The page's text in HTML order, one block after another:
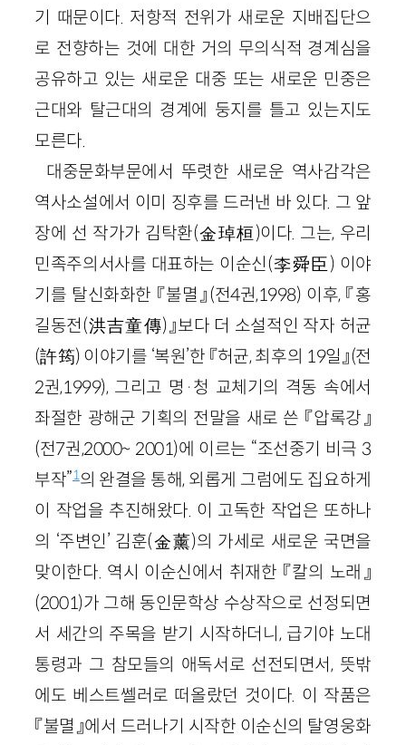
기 때문이다. 저항적 전위가 새로운 지배집단으
로 전향하는 것에 대한 거의 무의식적 경계심을
공유하고 있는 새로운 대중 또는 새로운 민중은
근대와 탈근대의 경계에 둥지를 틀고 있는지도
모른다.
대중문화부문에서 뚜렷한 새로운 역사감각은
역사소설에서 이미 징후를 드러낸 바 있다. 그 앞
장에 선 작가가 김탁환(金琸桓)이다. 그는, 우리
민족주의서사를 대표하는 이순신(李舜臣) 이야
기를 탈신화화한 『불멸』(전4권,1998) 이후, 『홍
길동전(洪吉童傳)』보다 더 소설적인 작자 허균
(許筠) 이야기를 ‘복원’한 『허균, 최후의 19일』(전
2권,1999), 그리고 명·청 교체기의 격동 속에서
좌절한 광해군 기획의 전말을 새로 쓴 『압록강』
(전7권,2000~ 2001)에 이르는 “조선중기 비극 3
부작”1의 완결을 통해, 외롭게 그럼에도 집요하게
이 작업을 추진해왔다. 이 고독한 작업은 또하나
의 ‘주변인’ 김훈(金薰)의 가세로 새로운 국면을
맞이한다. 역시 이순신에서 취재한 『칼의 노래』
(2001)가 그해 동인문학상 수상작으로 선정되면
서 세간의 주목을 받기 시작하더니, 급기야 노대
통령과 그 참모들의 애독서로 선전되면서, 뜻밖
에도 베스트쎌러로 떠올랐던 것이다. 이 작품은
『불멸』에서 드러나기 시작한 이순신의 탈영웅화